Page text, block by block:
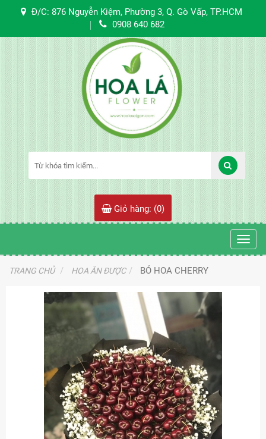
Đ/C: 876 Nguyễn Kiệm, Phường 3, Q. Gò Vấp, TP.HCM
0908 640 682
Giỏ hàng: (0)
TRANG CHỦ HOA ĂN ĐƯỢC BÓ HOA CHERRY